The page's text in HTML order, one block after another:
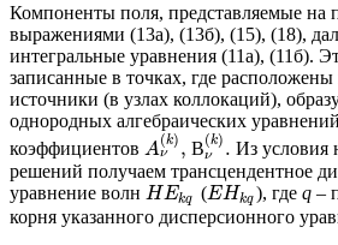
Компоненты поля, представляемые на
выражениями (13а), (13б), (15), (18),
интегральные уравнения (11а), (11б).
записанные в точках, где
источники (в узлах коллокаций),
однородных алгебраических
коэффициентов A
(k)
ν , В(k)
ν . Из условия
решений получаем трансцендентное
уравнение волн HEkq (EHkq ), гдеq –
корня указанного дисперсионного